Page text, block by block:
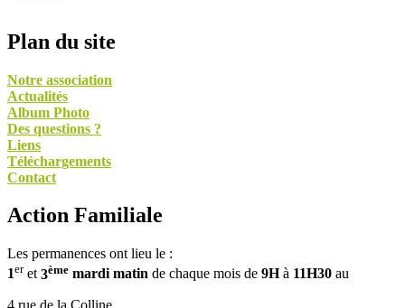
Plan du site
Notre association
Actualités
Album Photo
Des questions ?
Liens
Téléchargements
Contact
Action Familiale
Les permanences ont lieu le :
1eret3ème mardi matin de chaque mois de 9Hà 11H30 au
4 rue de la Colline